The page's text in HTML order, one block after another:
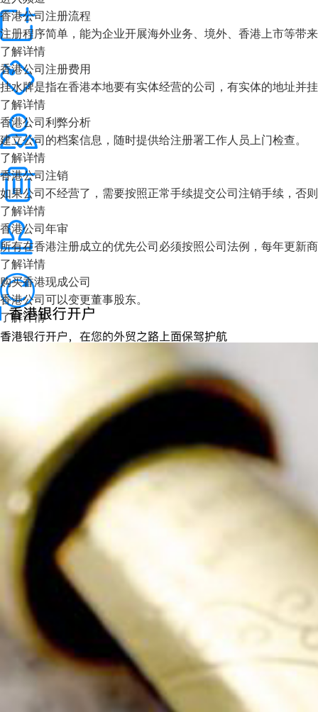
香港公司注册流程
注册程序简单，能为企业开展海外业务、境外、香港上市等带
了解详情
香港公司注册费用
挂水牌是指在香港本地要有实体经营的公司，有实体的地址并
了解详情
香港公司利弊分析
建立公司的档案信息，随时提供给注册署工作人员上门检查。
了解详情
香港公司注销
如果公司不经营了，需要按照正常手续提交公司注销手续，否
了解详情
香港公司年审
所有在香港注册成立的优先公司必须按照公司法例，每年更新
了解详情
购买香港现成公司
香港公司可以变更董事股东。
了解详情